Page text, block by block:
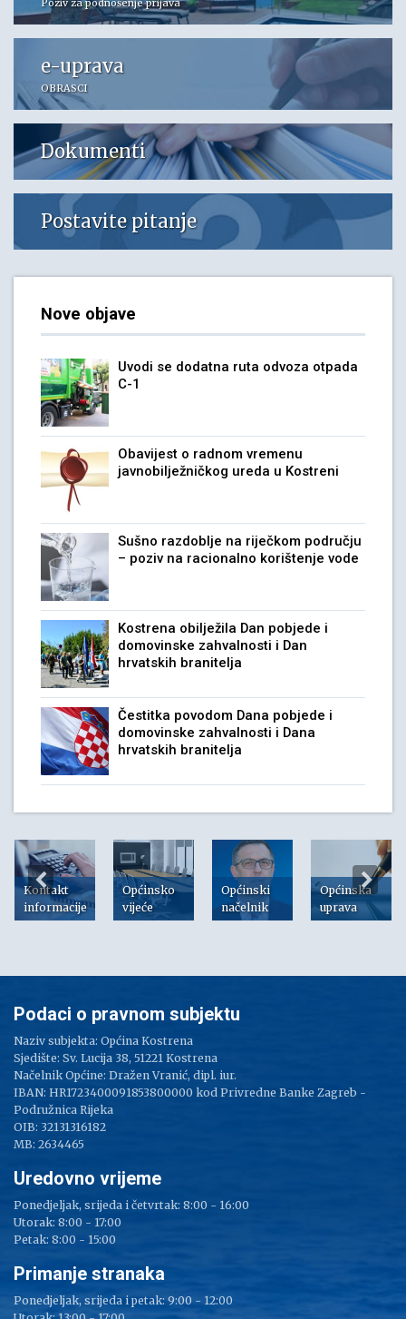
e-uprava
OBRASCI
Dokumenti
Postavite pitanje
Nove objave
Uvodi se dodatna ruta odvoza otpada
C-1
Obavijest o radnom vremenu
javnobilježničkog ureda u Kostreni
Sušno razdoblje na riječkom području
– poziv na racionalno korištenje vode
Kostrena obilježila Dan pobjede i
domovinske zahvalnosti i Dan
hrvatskih branitelja
Čestitka povodom Dana pobjede i
domovinske zahvalnosti i Dana
hrvatskih branitelja
Kontakt
informacije
Općinsko
vijeće
Općinski
načelnik
Općinska
uprava
Podaci o pravnom subjektu
Naziv subjekta: Općina Kostrena
Sjedište: Sv. Lucija 38, 51221 Kostrena
Načelnik Općine: Dražen Vranić, dipl. iur.
IBAN: HR1723400091853800000 kod Privredne Banke Zagreb -
Podružnica Rijeka
OIB: 32131316182
MB: 2634465
Uredovno vrijeme
Ponedjeljak, srijeda i četvrtak: 8:00 - 16:00
Utorak: 8:00 - 17:00
Petak: 8:00 - 15:00
Primanje stranaka
Ponedjeljak, srijeda i petak: 9:00 - 12:00